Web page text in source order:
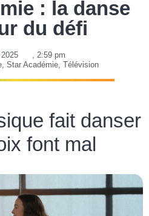
: la danse
du défi
, 2:59 pm
, Star Académie, Télévision
fait danser
font mal